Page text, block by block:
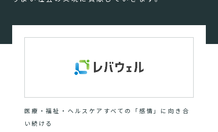
医療・福祉・ヘルスケアすべての「感情」に向き合
い続ける